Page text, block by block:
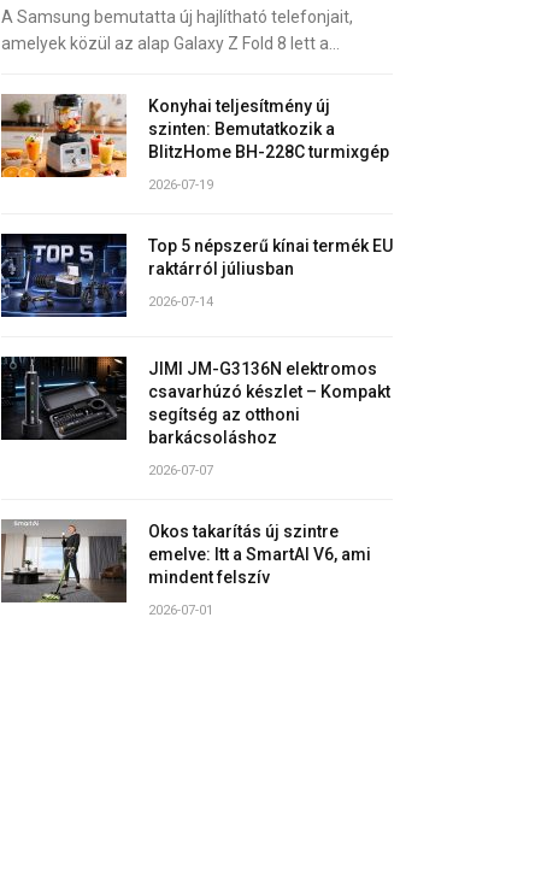
A Samsung bemutatta új hajlítható telefonjait,
amelyek közül az alap Galaxy Z Fold 8 lett a…
Konyhai teljesítmény új
szinten: Bemutatkozik a
BlitzHome BH-228C turmixgép
2026-07-19
Top 5 népszerű kínai termék EU
raktárról júliusban
2026-07-14
JIMI JM-G3136N elektromos
csavarhúzó készlet – Kompakt
segítség az otthoni
barkácsoláshoz
2026-07-07
Okos takarítás új szintre
emelve: Itt a SmartAI V6, ami
mindent felszív
2026-07-01